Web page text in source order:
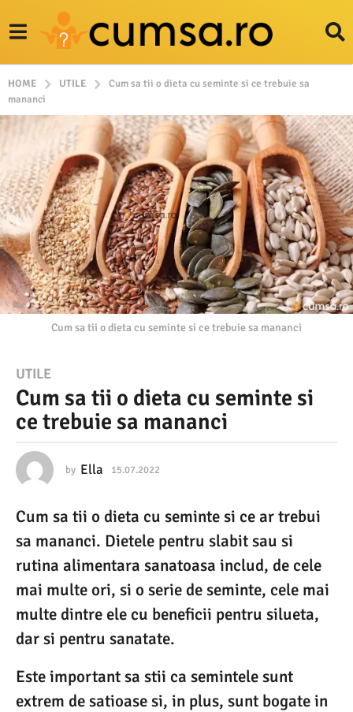
HOME UTILE
Cum sa tii o dieta cu seminte si ce trebuie sa
mananci
Cum sa tii o dieta cu seminte si ce trebuie sa mananci
1
5
.
7
2
0
2
2
1
5
.
UTILE
Cum sa tii o dieta cu seminte si
ce trebuie sa mananci
by Ella 15.07.2022
.
2
0
2
Cum sa tii o dieta cu seminte si ce ar trebui
sa mananci. Dietele pentru slabit sau si
rutina alimentara sanatoasa includ, de cele
mai multe ori, si o serie de seminte, cele mai
multe dintre ele cu beneficii pentru silueta,
dar si pentru sanatate.
Este important sa stii ca semintele sunt
extrem de satioase si, in plus, sunt bogate in